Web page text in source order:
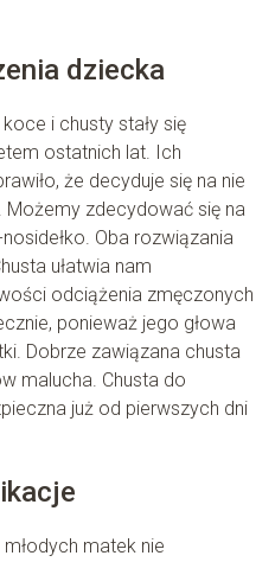
dziecka
koce i chusty stały się
ostatnich lat. Ich
że decyduje się na nie
Możemy zdecydować się na
Oba rozwiązania
ułatwia nam
odciążenia zmęczonych
ponieważ jego głowa
Dobrze zawiązana chusta
malucha. Chusta do
już od pierwszych dni
matek nie